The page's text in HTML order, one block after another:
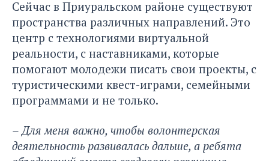
Сейчас в Приуральском районе существуют
пространства различных направлений. Это
центр с технологиями виртуальной
реальности, с наставниками, которые
помогают молодежи писать свои проекты, с
туристическими квест-играми, семейными
программами и не только.
– Для меня важно, чтобы волонтерская
деятельность развивалась дальше, а ребята